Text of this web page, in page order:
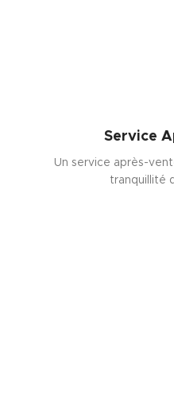
Service
Un service après-
tranquillité